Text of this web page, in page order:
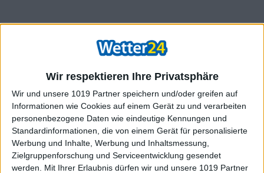
Wir respektieren Ihre Privatsphäre
Wir und unsere 1019 Partner speichern und/oder greifen auf
Informationen wie Cookies auf einem Gerät zu und verarbeiten
personenbezogene Daten wie eindeutige Kennungen und
Standardinformationen, die von einem Gerät für personalisierte
Werbung und Inhalte, Werbung und Inhaltsmessung,
Zielgruppenforschung und Serviceentwicklung gesendet
werden.
Mit Ihrer Erlaubnis dürfen wir und unsere 1019 Partner